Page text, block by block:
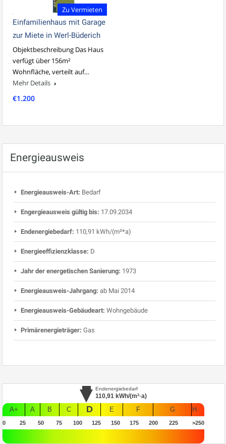
Zu Vermieten
Einfamilienhaus mit Garage
zur Miete in Werl-Büderich
Objektbeschreibung Das Haus
verfügt über 156m²
Wohnfläche, verteilt auf…
Mehr Details
€1.200
Energieausweis
Energieausweis-Art: Bedarf
Engergieausweis gültig bis: 17.09.2034
Endenergiebedarf: 110,91 kWh/(m²*a)
Energieeffizienzklasse: D
Jahr der energetischen Sanierung: 1973
Energieausweis-Jahrgang: ab Mai 2014
Energieausweis-Gebäudeart: Wohngebäude
Primärenergieträger: Gas
Endenergiebedarf
110,91 kWh/(m²·a)
A+
A B C D E F G H
0 25 50 75 100 125 150 175 200 225 >250